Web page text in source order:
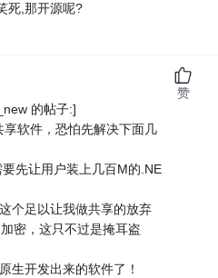
死,那开源呢?
的帖子:]
软件，恐怕先解决下面几
先让用户装上几百M的.NE
个足以让我做共享的放弃
密，这只不过是掩耳盗
生开发出来的软件了！
赞